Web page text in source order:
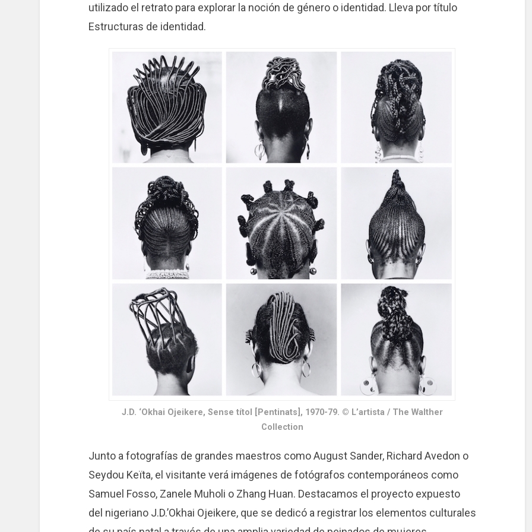
utilizado el retrato para explorar la noción de género o identidad. Lleva por título
Estructuras de identidad.
J.D. ‘Okhai Ojeikere, Sense títol [Pentinats], 1970-79. © L’artista / The Walther
Collection
Junto a fotografías de grandes maestros como August Sander, Richard Avedon o
Seydou Keïta, el visitante verá imágenes de fotógrafos contemporáneos como
Samuel Fosso, Zanele Muholi o Zhang Huan. Destacamos el proyecto expuesto
del nigeriano J.D.’Okhai Ojeikere, que se dedicó a registrar los elementos culturales